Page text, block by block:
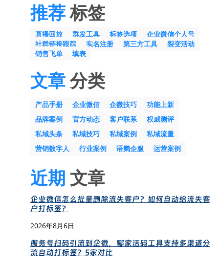
推荐标签
直播回放 群发工具 标签选项
企业微信个人号
社群链接跟踪
实名注册 第三方工具
裂变活动
销售飞单
填表
文章分类
产品手册 企业微信 企微技巧
功能上新
品牌案例
官方动态 客户联系
权威测评
私域头条
私域技巧 私域案例
私域流量
营销数字人
行业案例 语鹦企服 运营案例
近期 文章
企业微信怎么批量删除流失客户？如何自动给流失客
户打标签？
2026年8月6日
服务号扫码引流到企微，哪家活码工具支持多渠道分
流自动打标签？5家对比